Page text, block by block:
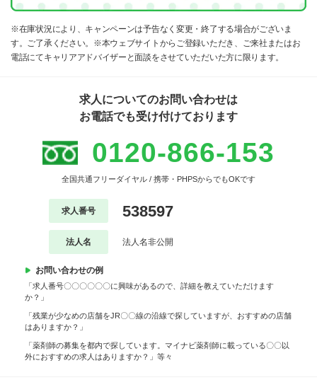
※在庫状況により、キャンペーンは予告なく変更・終了する場合がございま
す。ご了承ください。※本ウェブサイトからご登録いただき、ご来社またはお
電話にてキャリアアドバイザーと面談をさせていただいた方に限ります。
求人についてのお問い合わせは
お電話でも受け付けております
0120-866-153
全国共通フリーダイヤル / 携帯・PHPSからでもOKです
求人番号 538597
法人名 法人名非公開
お問い合わせの例
「求人番号〇〇〇〇〇〇に興味があるので、詳細を教えていただけます
か？」
「残業が少なめの店舗をJR〇〇線の沿線で探していますが、おすすめの店舗
はありますか？」
「薬剤師の募集を都内で探しています。マイナビ薬剤師に載っている〇〇以
外におすすめの求人はありますか？」等々